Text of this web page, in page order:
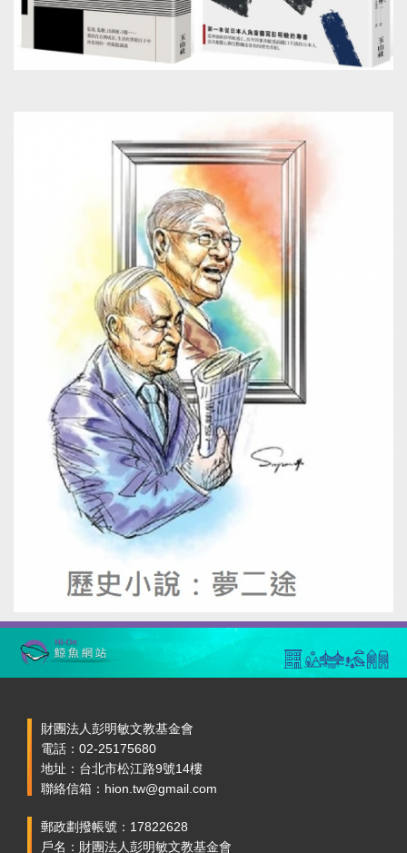
財團法人彭明敏文教基金會
電話：02-25175680
地址：台北市松江路9號14樓
聯絡信箱：hion.tw@gmail.com
郵政劃撥帳號：17822628
戶名：財團法人彭明敏文教基金會